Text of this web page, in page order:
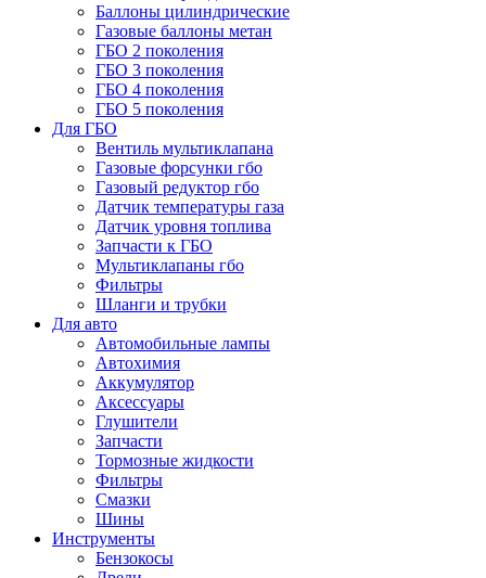
Баллоны цилиндрические
Газовые баллоны метан
ГБО 2 поколения
ГБО 3 поколения
ГБО 4 поколения
ГБО 5 поколения
Для ГБО
Вентиль мультиклапана
Газовые форсунки гбо
Газовый редуктор гбо
Датчик температуры газа
Датчик уровня топлива
Запчасти к ГБО
Мультиклапаны гбо
Фильтры
Шланги и трубки
Для авто
Автомобильные лампы
Автохимия
Аккумулятор
Аксессуары
Глушители
Запчасти
Тормозные жидкости
Фильтры
Смазки
Шины
Инструменты
Бензокосы